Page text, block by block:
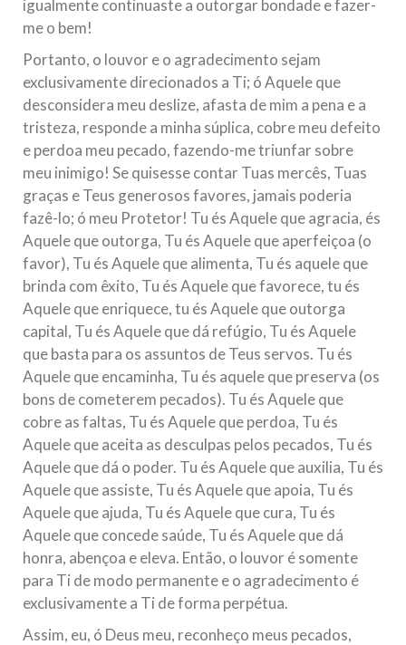
igualmente continuaste a outorgar bondade e fazer-
me o bem!
Portanto, o louvor e o agradecimento sejam
exclusivamente direcionados a Ti; ó Aquele que
desconsidera meu deslize, afasta de mim a pena e a
tristeza, responde a minha súplica, cobre meu defeito
e perdoa meu pecado, fazendo-me triunfar sobre
meu inimigo! Se quisesse contar Tuas mercês, Tuas
graças e Teus generosos favores, jamais poderia
fazê-lo; ó meu Protetor! Tu és Aquele que agracia, és
Aquele que outorga, Tu és Aquele que aperfeiçoa (o
favor), Tu és Aquele que alimenta, Tu és aquele que
brinda com êxito, Tu és Aquele que favorece, tu és
Aquele que enriquece, tu és Aquele que outorga
capital, Tu és Aquele que dá refúgio, Tu és Aquele
que basta para os assuntos de Teus servos. Tu és
Aquele que encaminha, Tu és aquele que preserva (os
bons de cometerem pecados). Tu és Aquele que
cobre as faltas, Tu és Aquele que perdoa, Tu és
Aquele que aceita as desculpas pelos pecados, Tu és
Aquele que dá o poder. Tu és Aquele que auxilia, Tu és
Aquele que assiste, Tu és Aquele que apoia, Tu és
Aquele que ajuda, Tu és Aquele que cura, Tu és
Aquele que concede saúde, Tu és Aquele que dá
honra, abençoa e eleva. Então, o louvor é somente
para Ti de modo permanente e o agradecimento é
exclusivamente a Ti de forma perpétua.
Assim, eu, ó Deus meu, reconheço meus pecados,